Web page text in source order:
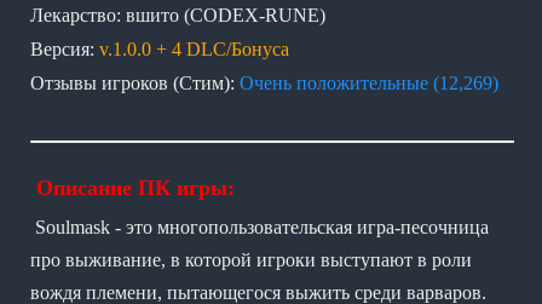
Лекарство: вшито (CODEX-RUNE)
Версия: v.1.0.0 + 4 DLC/Бонуса
Отзывы игроков (Стим): Очень положительные (12,269)
Описание ПК игры:
Soulmask - это многопользовательская игра-песочница
про выживание, в которой игроки выступают в роли
вождя племени, пытающегося выжить среди варваров.